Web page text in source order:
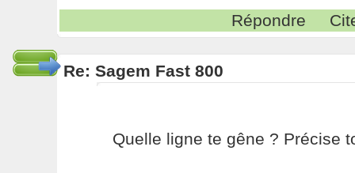
Répondre
Re: Sagem Fast 800
Quelle ligne te gêne ? Précise